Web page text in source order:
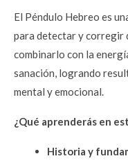
El Péndulo Hebreo es
para detectar y corregir
combinarlo con la
sanación, logrando
mental y emocional.
¿Qué aprenderás en
Historia y